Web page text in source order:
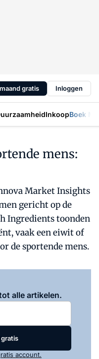
gratis Inloggen
InkoopBoek
mens:
Market Insights
gericht op de
Ingredients toonden
vaak een eiwit of
de sportende mens.
alle artikelen.
gratis
account.